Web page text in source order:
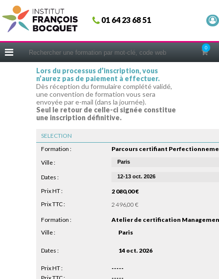
01 64 23 68 51
0
Fermer
ACCUEIL
CERIFICATIONS
INTRAS | SUR-MESURE
COACHING
EN PRATIQUE
CONSEILS MICRO-COACHING
PODCAST
WEBINAIRES
QUESTIONNAIRE GRATUIT
Lors du processus d’inscription, vous
n’aurez pas de paiement à effectuer.
Dès réception du formulaire complété validé,
une convention de formation vous sera
envoyée par e-mail (dans la journée).
Seul le retour de celle-ci signée constitue
une inscription définitive.
Formation :
Ville :
Dates :
Prix HT :
2 080,00 €
Prix TTC :
2 496,00 €
SELECTION
Formation :
Ville :
Paris
Dates : 14 oct. 2026
Prix HT :
-----